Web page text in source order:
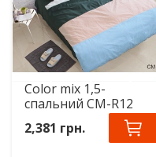
Color mix 1,5-
спальний CM-R12
2,381 грн.